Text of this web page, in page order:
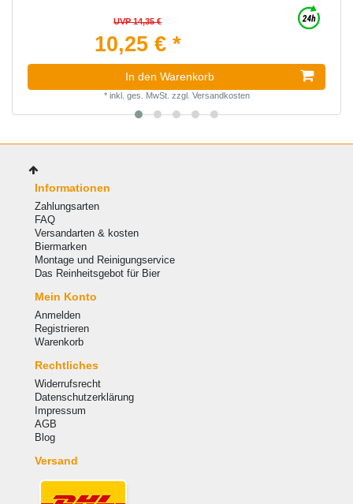
UVP 14,35 €
10,25 € *
In den Warenkorb
* inkl. ges. MwSt. zzgl. Versandkosten
Informationen
Zahlungsarten
FAQ
Versandarten & kosten
Biermarken
Montage und Reinigungservice
Das Reinheitsgebot für Bier
Mein Konto
Anmelden
Registrieren
Warenkorb
Rechtliches
Widerrufsrecht
Datenschutzerklärung
Impressum
AGB
Blog
Versand